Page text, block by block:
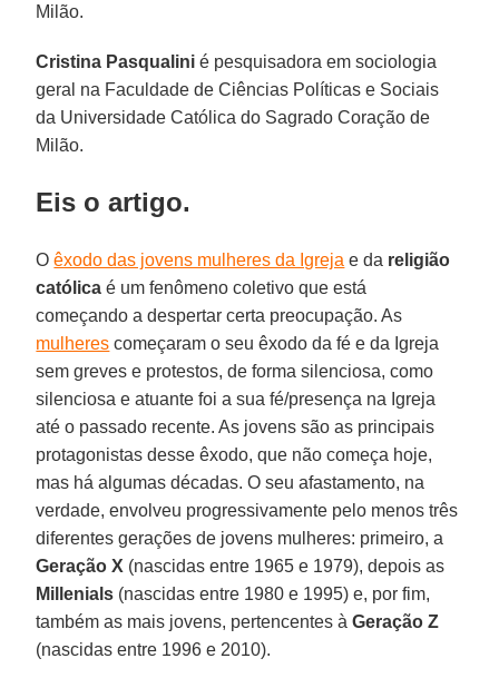
Milão.
Cristina Pasqualini é pesquisadora em sociologia
geral na Faculdade de Ciências Políticas e Sociais
da Universidade Católica do Sagrado Coração de
Milão.
Eis o artigo.
Oêxodo das jovens mulheres da Igreja e da religião
católica é um fenômeno coletivo que está
começando a despertar certa preocupação. As
mulheres começaram o seu êxodo da fé e da Igreja
sem greves e protestos, de forma silenciosa, como
silenciosa e atuante foi a sua fé/presença na Igreja
até o passado recente. As jovens são as principais
protagonistas desse êxodo, que não começa hoje,
mas há algumas décadas. O seu afastamento, na
verdade, envolveu progressivamente pelo menos três
diferentes gerações de jovens mulheres: primeiro, a
Geração X (nascidas entre 1965 e 1979), depois as
Millenials (nascidas entre 1980 e 1995) e, por fim,
também as mais jovens, pertencentes àGeração Z
(nascidas entre 1996 e 2010).